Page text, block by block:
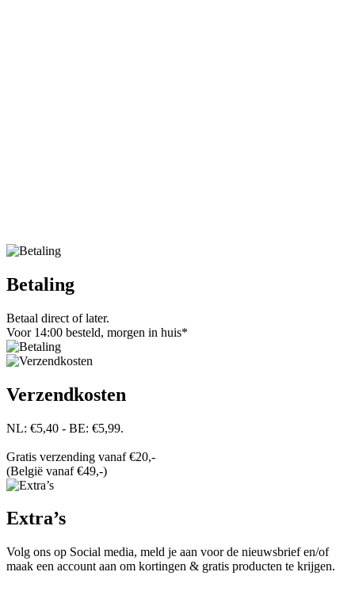
Betaling
Betaal direct of later.
Voor 14:00 besteld, morgen in huis*
Verzendkosten
NL: €5,40 - BE: €5,99.
Gratis verzending vanaf €20,-
(België vanaf €49,-)
Extra’s
Volg ons op Social media, meld je aan voor de nieuwsbrief en/of
maak een account aan om kortingen & gratis producten te krijgen.